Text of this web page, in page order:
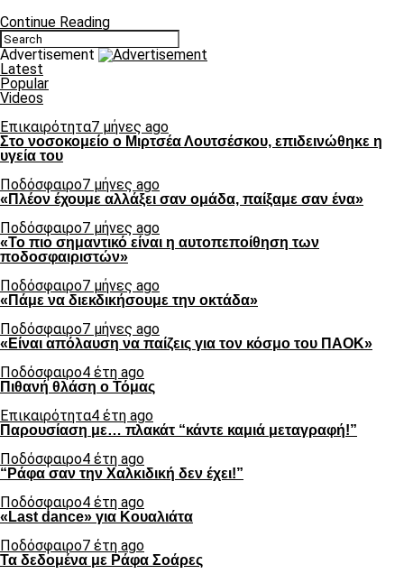
Continue Reading
Advertisement
Latest
Popular
Videos
Επικαιρότητα7 μήνες ago
Στο νοσοκομείο ο Μιρτσέα Λουτσέσκου, επιδεινώθηκε η
υγεία του
Ποδόσφαιρο7 μήνες ago
«Πλέον έχουμε αλλάξει σαν ομάδα, παίξαμε σαν ένα»
Ποδόσφαιρο7 μήνες ago
«Το πιο σημαντικό είναι η αυτοπεποίθηση των
ποδοσφαιριστών»
Ποδόσφαιρο7 μήνες ago
«Πάμε να διεκδικήσουμε την οκτάδα»
Ποδόσφαιρο7 μήνες ago
«Είναι απόλαυση να παίζεις για τον κόσμο του ΠΑΟΚ»
Ποδόσφαιρο4 έτη ago
Πιθανή θλάση ο Τόμας
Επικαιρότητα4 έτη ago
Παρουσίαση με… πλακάτ “κάντε καμιά μεταγραφή!”
Ποδόσφαιρο4 έτη ago
“Ράφα σαν την Χαλκιδική δεν έχει!”
Ποδόσφαιρο4 έτη ago
«Last dance» για Κουαλιάτα
Ποδόσφαιρο7 έτη ago
Τα δεδομένα με Ράφα Σοάρες